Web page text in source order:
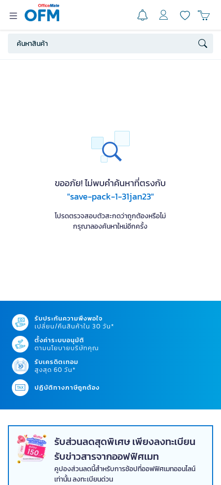
ขออภัย! ไม่พบคำค้นหาที่ตรงกับ
"save-pack-1-31jan23"
โปรดตรวจสอบตัวสะกดว่าถูกต้องหรือไม่
กรุณาลองค้นหาใหม่อีกครั้ง
รับประกันความพึงพอใจ
เปลี่ยน/คืนสินค้าใน 30 วัน*
ตั้งค่าระบบอนุมัติ
ตามนโยบายบริษัทคุณ
รับเครดิตเทอม
สูงสุด 60 วัน*
ปฏิบัติทางภาษีถูกต้อง
รับส่วนลดสุดพิเศษ เพียงลงทะเบียน
รับข่าวสารจากออฟฟิศเมท
คูปองส่วนลดนี้สำหรับการช้อปที่ออฟฟิศเมทออนไลน์
เท่านั้น ลงทะเบียนด่วน